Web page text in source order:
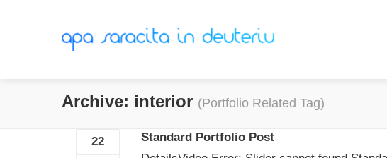
Archive: interior (Portfolio Related Tag)
22
Standard Portfolio Post